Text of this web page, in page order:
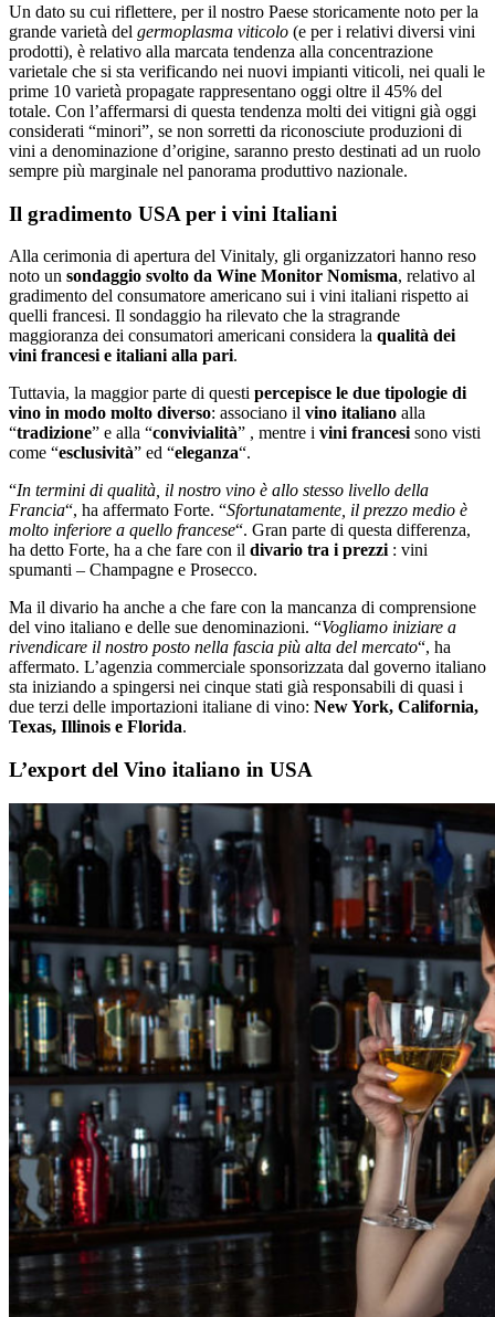
Un dato su cui riflettere, per il nostro Paese storicamente noto per la
grande varietà del germoplasma viticolo (e per i relativi diversi vini
prodotti), è relativo alla marcata tendenza alla concentrazione
varietale che si sta verificando nei nuovi impianti viticoli, nei quali le
prime 10 varietà propagate rappresentano oggi oltre il 45% del
totale. Con l’affermarsi di questa tendenza molti dei vitigni già oggi
considerati “minori”, se non sorretti da riconosciute produzioni di
vini a denominazione d’origine, saranno presto destinati ad un ruolo
sempre più marginale nel panorama produttivo nazionale.
Il gradimento USA per i vini Italiani
Alla cerimonia di apertura del Vinitaly, gli organizzatori hanno reso
noto un sondaggio svolto da Wine Monitor Nomisma, relativo al
gradimento del consumatore americano sui i vini italiani rispetto ai
quelli francesi. Il sondaggio ha rilevato che la stragrande
maggioranza dei consumatori americani considera la qualità dei
vini francesi e italiani alla pari.
Tuttavia, la maggior parte di questi percepisce le due tipologie di
vino in modo molto diverso: associano il vino italiano alla
“tradizione” e alla “convivialità” , mentre i vini francesi sono visti
come “esclusività” ed “eleganza“.
“In termini di qualità, il nostro vino è allo stesso livello della
Francia“, ha affermato Forte. “Sfortunatamente, il prezzo medio è
molto inferiore a quello francese“. Gran parte di questa differenza,
ha detto Forte, ha a che fare con il divario tra i prezzi : vini
spumanti – Champagne e Prosecco.
Ma il divario ha anche a che fare con la mancanza di comprensione
del vino italiano e delle sue denominazioni. “Vogliamo iniziare a
rivendicare il nostro posto nella fascia più alta del mercato“, ha
affermato. L’agenzia commerciale sponsorizzata dal governo italiano
sta iniziando a spingersi nei cinque stati già responsabili di quasi i
due terzi delle importazioni italiane di vino: New York, California,
Texas, Illinois e Florida.
L’export del Vino italiano in USA